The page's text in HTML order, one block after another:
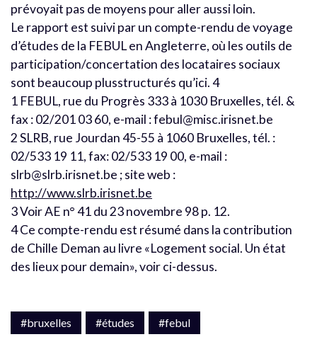
prévoyait pas de moyens pour aller aussi loin.
Le rapport est suivi par un compte-rendu de voyage
d’études de la FEBUL en Angleterre, où les outils de
participation/concertation des locataires sociaux
sont beaucoup plusstructurés qu’ici. 4
1 FEBUL, rue du Progrès 333 à 1030 Bruxelles, tél. &
fax : 02/201 03 60, e-mail : febul@misc.irisnet.be
2 SLRB, rue Jourdan 45-55 à 1060 Bruxelles, tél. :
02/533 19 11, fax: 02/533 19 00, e-mail :
slrb@slrb.irisnet.be ; site web :
http://www.slrb.irisnet.be
3 Voir AE n° 41 du 23 novembre 98 p. 12.
4 Ce compte-rendu est résumé dans la contribution
de Chille Deman au livre «Logement social. Un état
des lieux pour demain», voir ci-dessus.
#bruxelles #études #febul